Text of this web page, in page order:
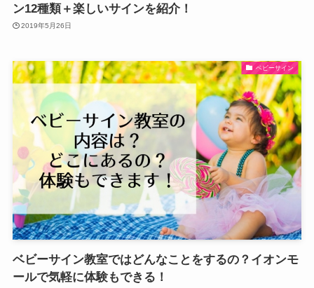
ン12種類＋楽しいサインを紹介！
2019年5月26日
ベビーサイン
ベビーサイン教室ではどんなことをするの？イオンモ
ールで気軽に体験もできる！